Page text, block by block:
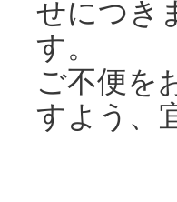
せにつき
す。
ご不便を
すよう、